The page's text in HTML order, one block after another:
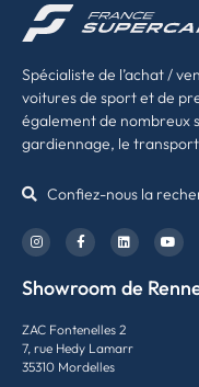
Spécialiste de l’achat /
voitures de sport et de
également de nombreux
gardiennage, le
Confiez-nous la
Showroom de
ZAC Fontenelles 2
7, rue Hedy Lamarr
35310 Mordelles